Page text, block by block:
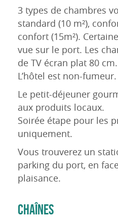
3 types de chambres
standard (10 m²),
confort (15m²).
vue sur le port. Les
de TV écran plat 80 cm.
L’hôtel est non-fumeur.
Le petit-déjeuner
aux produits locaux.
Soirée étape pour les
uniquement.
Vous trouverez un
parking du port, en
plaisance.
CHAÎNES